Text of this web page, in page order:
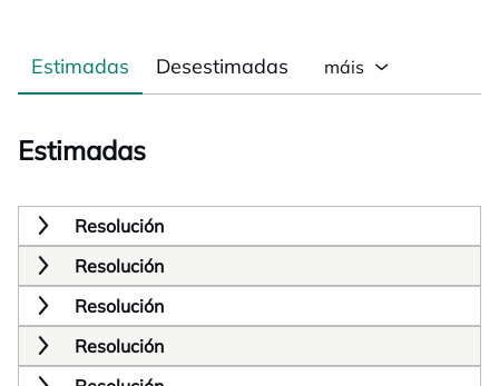
Estimadas Desestimadas máis
Estimadas
Resolución
Resolución
Resolución
Resolución